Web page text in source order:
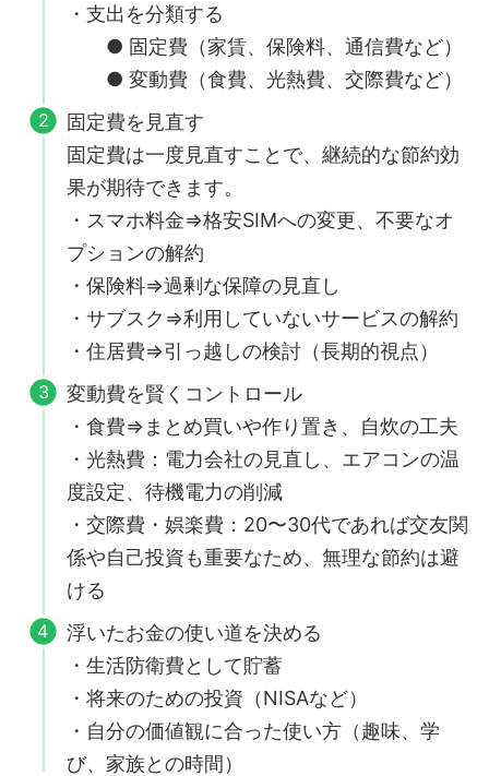
・支出を分類する
● 固定費（家賃、保険料、通信費など）
● 変動費（食費、光熱費、交際費など）
固定費を見直す
固定費は一度見直すことで、継続的な節約効
果が期待できます。
・スマホ料金⇒格安SIMへの変更、不要なオ
プションの解約
・保険料⇒過剰な保障の見直し
・サブスク⇒利用していないサービスの解約
・住居費⇒引っ越しの検討（長期的視点）
変動費を賢くコントロール
・食費⇒まとめ買いや作り置き、自炊の工夫
・光熱費：電力会社の見直し、エアコンの温
度設定、待機電力の削減
・交際費・娯楽費：20〜30代であれば交友関
係や自己投資も重要なため、無理な節約は避
ける
浮いたお金の使い道を決める
・生活防衛費として貯蓄
・将来のための投資（NISAなど）
・自分の価値観に合った使い方（趣味、学
び、家族との時間）